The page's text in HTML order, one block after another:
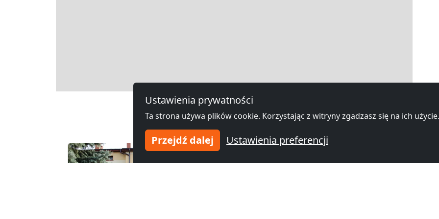
Inne hotele pracownicze w okolicy
Ustawienia prywatności
Ta strona używa plików cookie. Korzystając z witryny zgadzasz się na ich użycie.
Przejdź dalej Ustawienia preferencji